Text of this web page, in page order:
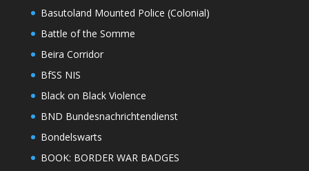
Basutoland Mounted Police (Colonial)
Battle of the Somme
Beira Corridor
BfSS NIS
Black on Black Violence
BND Bundesnachrichtendienst
Bondelswarts
BOOK: BORDER WAR BADGES